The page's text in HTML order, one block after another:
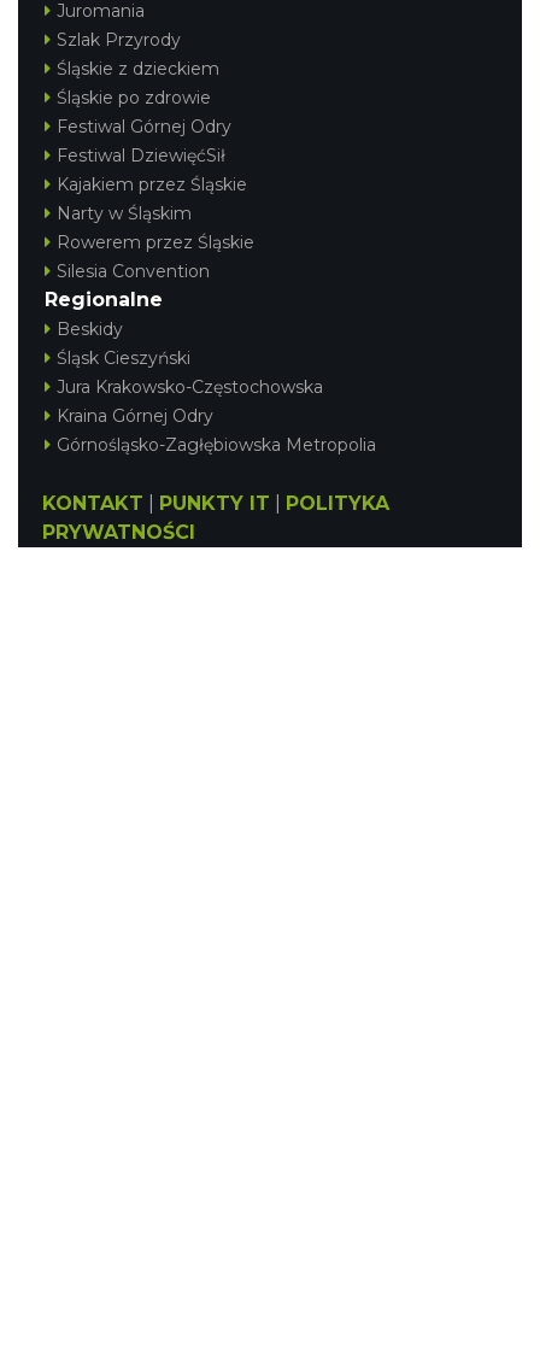
Juromania
Szlak Przyrody
Śląskie z dzieckiem
Śląskie po zdrowie
Festiwal Górnej Odry
Festiwal DziewięćSił
Kajakiem przez Śląskie
Narty w Śląskim
Rowerem przez Śląskie
Silesia Convention
Regionalne
Beskidy
Śląsk Cieszyński
Jura Krakowsko-Częstochowska
Kraina Górnej Odry
Górnośląsko-Zagłębiowska Metropolia
KONTAKT PUNKTY IT
POLITYKA
PRYWATNOŚCI